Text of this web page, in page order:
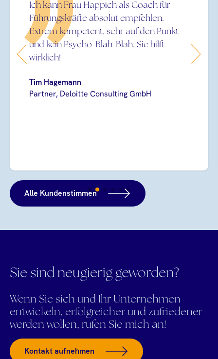
Ich kann Frau Happich als Coach für
Führungskräfte absolut empfehlen.
Extrem kompetent, sehr auf den Punkt
und kein Psycho-Blah-Blah. Sie hilft
wirklich!
Tim Hagemann
Partner, Deloitte Consulting GmbH
Alle Kundenstimmen
Sie sind neugierig geworden?
Wenn Sie sich und Ihr Unternehmen
entwickeln, erfolgreicher und zufriedener
werden wollen, rufen Sie mich an!
Kontakt aufnehmen